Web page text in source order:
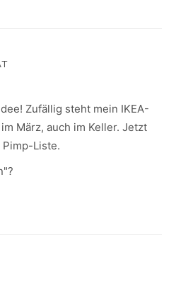
Zufällig steht mein IKEA-
März, auch im Keller. Jetzt
Pimp-Liste.